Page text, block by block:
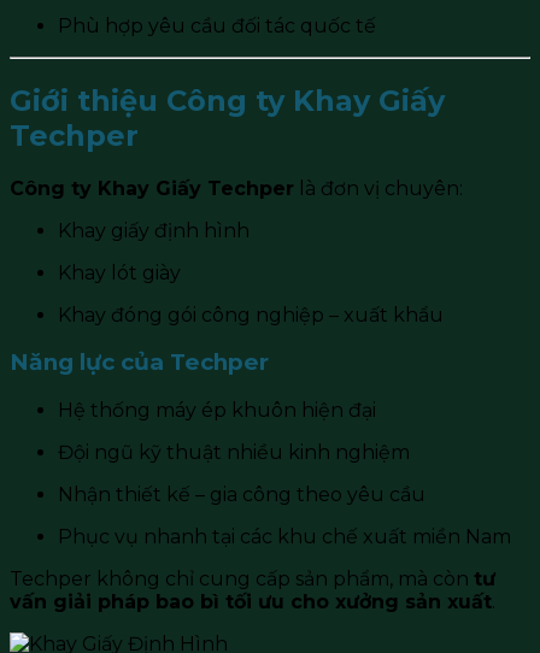
Phù hợp yêu cầu đối tác quốc tế
Giới thiệu Công ty Khay Giấy
Techper
Công ty Khay Giấy Techper là đơn vị chuyên:
Khay giấy định hình
Khay lót giày
Khay đóng gói công nghiệp – xuất khẩu
Năng lực của Techper
Hệ thống máy ép khuôn hiện đại
Đội ngũ kỹ thuật nhiều kinh nghiệm
Nhận thiết kế – gia công theo yêu cầu
Phục vụ nhanh tại các khu chế xuất miền Nam
Techper không chỉ cung cấp sản phẩm, mà còn tư
vấn giải pháp bao bì tối ưu cho xưởng sản xuất.